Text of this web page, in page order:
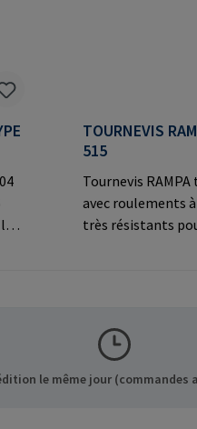
TOURNEVIS
515
Tournevis RAMPA
avec roulements
très résistants
fabricant: RAMPA
Co. KG Auf der
le même jour (commandes